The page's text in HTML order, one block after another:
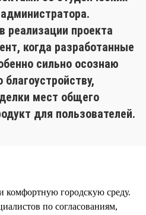
реализации проекта
когда разработанные
сильно осознаю
мест общего
для пользователей.
комфортную городскую среду.
по согласованиям,